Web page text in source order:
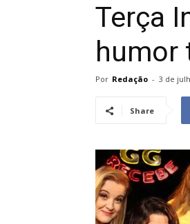
Terça
humor
Por Redação - 3 de
Share